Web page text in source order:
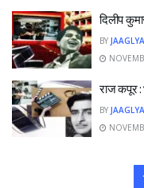
दिलीप
BY
राज कपूर :
BY